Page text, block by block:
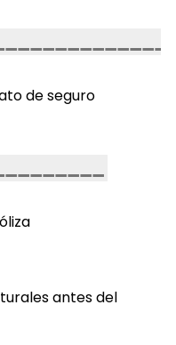
de seguro
antes del